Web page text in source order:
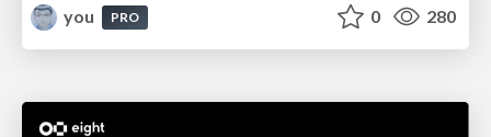
you
PRO 0 280